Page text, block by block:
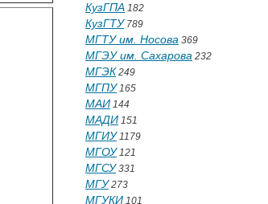
КузГПА 182
КузГТУ789
МГТУ им. Носова 369
МГЭУ им. Сахарова 232
МГЭК 249
МГПУ165
МАИ 144
МАДИ 151
МГИУ1179
МГОУ121
МГСУ331
МГУ273
МГУКИ 101